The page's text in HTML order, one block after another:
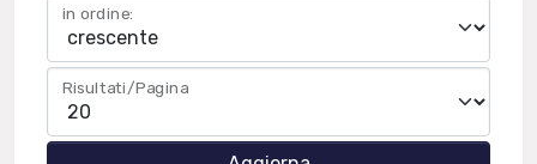
in ordine:
Risultati/Pagina